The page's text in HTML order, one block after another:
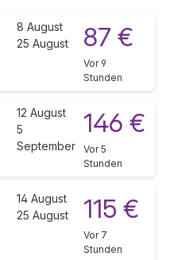
8 August
25 August
87 €
Vor 9
Stunden
12 August
5
September
146 €
Vor 5
Stunden
14 August
25 August
115 €
Vor 7
Stunden